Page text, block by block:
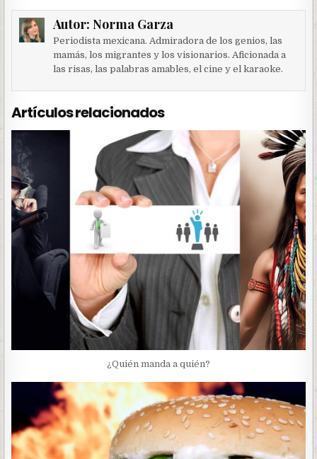
Autor: Norma Garza
Periodista mexicana. Admiradora de los genios, las
mamás, los migrantes y los visionarios. Aficionada a
las risas, las palabras amables, el cine y el karaoke.
Artículos relacionados
¿Quién manda a quién?